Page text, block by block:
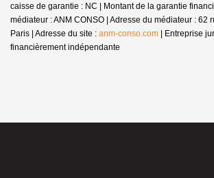
caisse de garantie : NC | Montant de la garantie
médiateur : ANM CONSO | Adresse du médiateur : 62
Paris | Adresse du site : anm-conso.com | Entreprise
financièrement indépendante